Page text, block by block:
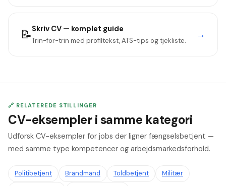
📝Skriv CV — komplet guide
Trin-for-trin med profiltekst, ATS-tips og tjekliste.
→
🔗 RELATEREDE STILLINGER
CV-eksempler i samme kategori
Udforsk CV-eksempler for jobs der ligner fængselsbetjent —
med samme type kompetencer og arbejdsmarkedsforhold.
Politibetjent Brandmand Toldbetjent
Militær